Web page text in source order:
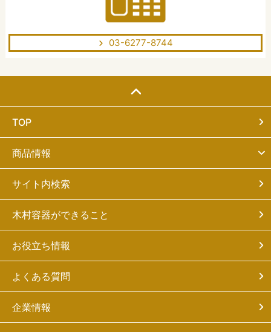
03-6277-8744
TOP
商品情報
サイト内検索
木村容器ができること
お役立ち情報
よくある質問
企業情報